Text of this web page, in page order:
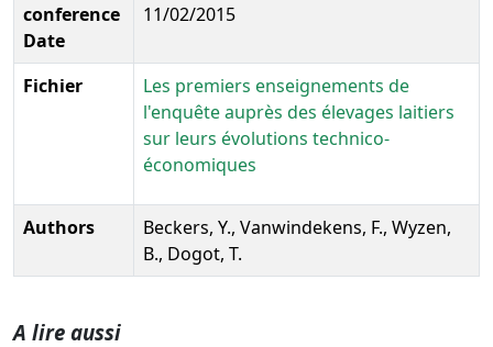
conference
Date
11/02/2015
Fichier
Les premiers enseignements de
l'enquête auprès des élevages laitiers
sur leurs évolutions technico-
économiques
Authors
Beckers, Y., Vanwindekens, F., Wyzen,
B., Dogot, T.
A lire aussi